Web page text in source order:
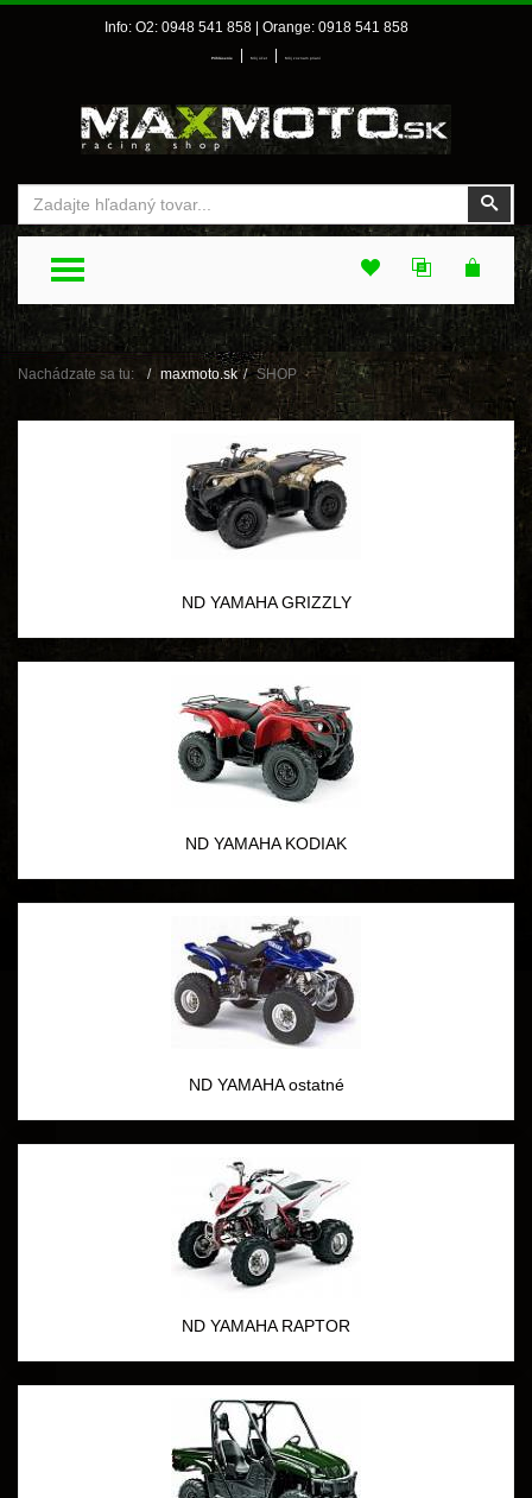
Info: O2: 0948 541 858 | Orange: 0918 541 858
Prihlásenie Môj účet Môj zoznam prianí
TOGGLE MENU
Nachádzate sa tu: maxmoto.sk SHOP
ND YAMAHA GRIZZLY
ND YAMAHA KODIAK
ND YAMAHA ostatné
ND YAMAHA RAPTOR